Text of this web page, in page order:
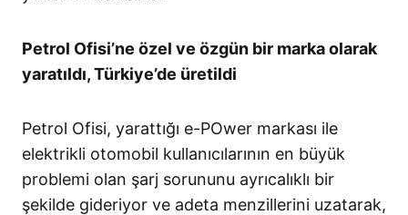
Petrol Ofisi’ne özel ve özgün bir marka olarak
yaratıldı, Türkiye’de üretildi
Petrol Ofisi, yarattığı e-POwer markası ile
elektrikli otomobil kullanıcılarının en büyük
problemi olan şarj sorununu ayrıcalıklı bir
şekilde gideriyor ve adeta menzillerini uzatarak,